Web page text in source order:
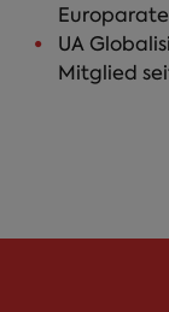
UA
Mitglied